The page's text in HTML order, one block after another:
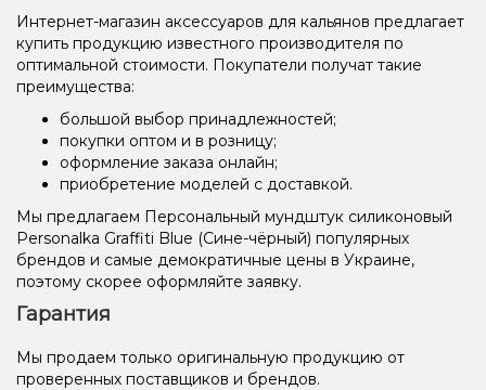
Интернет-магазин аксессуаров для кальянов предлагает
купить продукцию известного производителя по
оптимальной стоимости. Покупатели получат такие
преимущества:
большой выбор принадлежностей;
покупки оптом и в розницу;
оформление заказа онлайн;
приобретение моделей с доставкой.
Мы предлагаем Персональный мундштук силиконовый
Personalka Graffiti Blue (Сине-чёрный) популярных
брендов и самые демократичные цены в Украине,
поэтому скорее оформляйте заявку.
Гарантия
Мы продаем только оригинальную продукцию от
проверенных поставщиков и брендов.